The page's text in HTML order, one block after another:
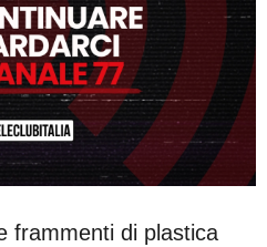
frammenti di plastica